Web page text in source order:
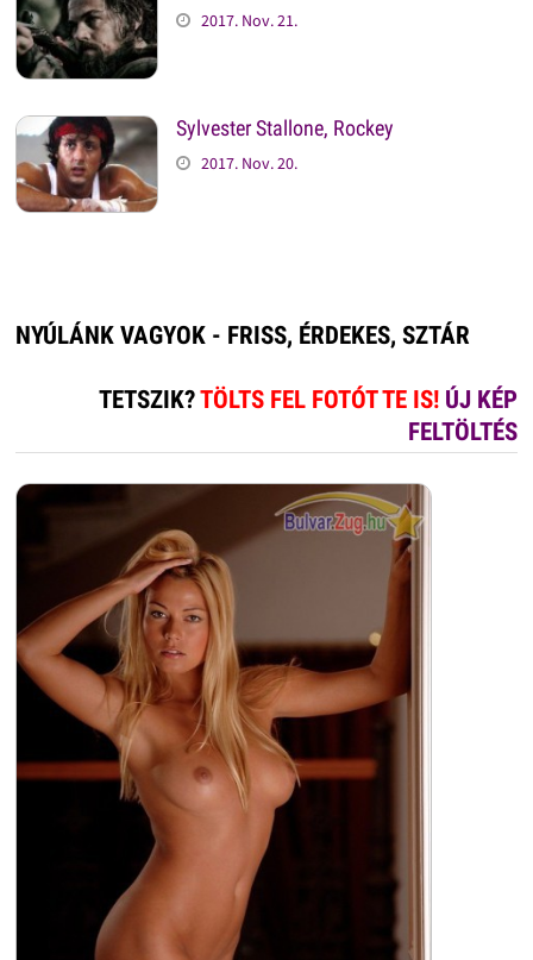
2017. Nov. 21.
Sylvester Stallone, Rockey
2017. Nov. 20.
NYÚLÁNK VAGYOK - FRISS, ÉRDEKES, SZTÁR
TETSZIK?TÖLTS FEL FOTÓT TE IS! ÚJ KÉP
FELTÖLTÉS